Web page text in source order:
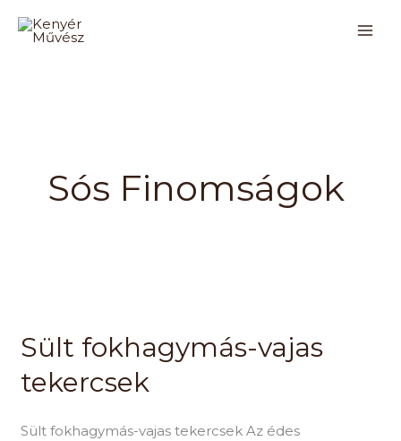
Sós Finomságok
Sült fokhagymás-vajas
tekercsek
Sült fokhagymás-vajas tekercsek Az édes
vajas
tekercsek